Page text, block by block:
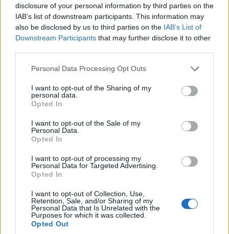
disclosure of your personal information by third parties on the
IAB’s list of downstream participants. This information may
also be disclosed by us to third parties on the IAB’s List of
Downstream Participants that may further disclose it to other
Please note that this website/app uses one or more Google
not limited to your visit or usage behaviour. You may click to
grant or deny consent to Google and its third-party tags to
use your data for below specified purposes in below Google
consent section.
Personal Data Processing Opt Outs
I want to opt-out of the Sharing of my
personal data.
Opted In
I want to opt-out of the Sale of my
Personal Data.
Opted In
I want to opt-out of processing my
Personal Data for Targeted Advertising.
Opted In
I want to opt-out of Collection, Use,
Retention, Sale, and/or Sharing of my
Personal Data that Is Unrelated with the
Purposes for which it was collected.
Opted Out
ΜΟΥΣΙΚΈΣ ΕΠΙΛΟΓΈΣ
Οι μουσικές επιλογές
του e-ptolemeos.gr:
Mireille Mathieu &
Patrick Duffy –
Together We’re Strong
8 Αυγούστου 2026, 9:00 μμ
Δόμνα Μιχαηλίδου:
Στις 24 Αυγούστου
για τον Προσωπικό
Βοηθό